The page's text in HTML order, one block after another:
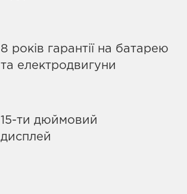
8 років гарантії на батарею
та електродвигуни
15-ти дюймовий
дисплей